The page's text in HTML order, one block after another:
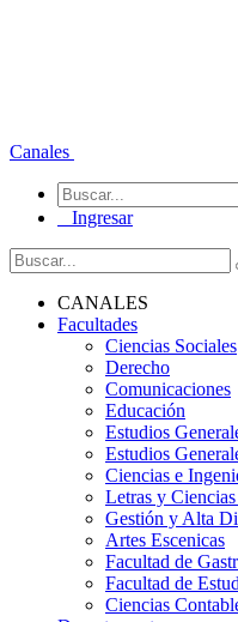
Canales
Ingresar
CANALES
Facultades
Ciencias Sociales
Derecho
Comunicaciones
Educación
Estudios
Estudios
Ciencias e
Letras y
Gestión y Alta
Artes Escenicas
Facultad de
Facultad de
Ciencias